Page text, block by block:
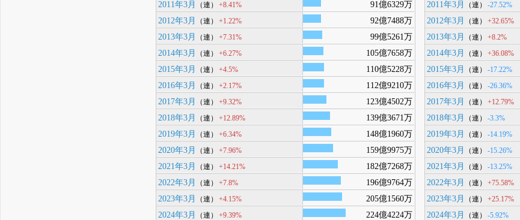
2011年3月
（連） +8.41%
91億6329万
2012年3月
（連） +1.22%
92億7488万
2013年3月
（連） +7.31%
99億5261万
2014年3月
（連） +6.27%
105億7658万
2015年3月
（連） +4.5%
110億5228万
2016年3月
（連） +2.17%
112億9210万
2017年3月
（連） +9.32%
123億4502万
2018年3月
（連） +12.89%
139億3671万
2019年3月
（連） +6.34%
148億1960万
2020年3月
（連） +7.96%
159億9975万
2021年3月
（連） +14.21%
182億7268万
2022年3月
（連） +7.8%
196億9764万
2023年3月
（連） +4.15%
205億1560万
2024年3月
（連） +9.39%
224億4224万
2011年3月
（連） -27.52%
2012年3月
（連） +32.65%
2013年3月
（連） +8.2%
2014年3月
（連） +36.08%
2015年3月
（連） -17.22%
2016年3月
（連） -26.36%
2017年3月
（連） +12.79%
2018年3月
（連） -3.3%
2019年3月
（連） -14.19%
2020年3月
（連） -15.26%
2021年3月
（連） -13.25%
2022年3月
（連） +75.58%
2023年3月
（連） +25.17%
2024年3月
（連） -5.92%